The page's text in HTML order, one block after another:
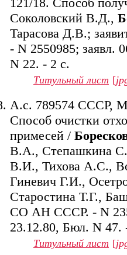
Соколовский В.Д.,
Тарасова Д.В.;
- N 2550985; заявл.
N 22. - 2 с.
Титульный лист [
А.с. 789574 СССР,
Способ очистки
примесей /
В.А., Степашкина
В.И., Тихова А.С.,
Гиневич Г.И.,
Старостина Т.Г.,
СО АН СССР. - N
23.12.80, Бюл. N 47.
Титульный лист [